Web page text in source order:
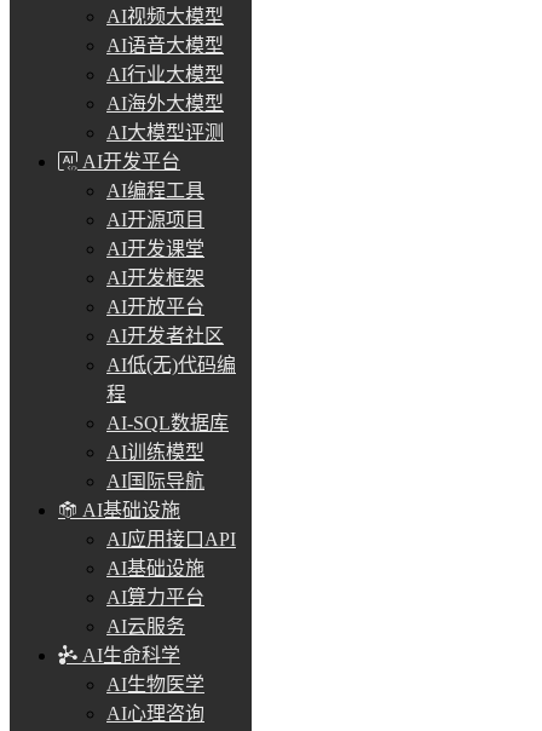
AI视频大模型
AI语音大模型
AI行业大模型
AI海外大模型
AI大模型评测
AI开发平台
AI编程工具
AI开源项目
AI开发课堂
AI开发框架
AI开放平台
AI开发者社区
AI低(无)代码编
程
AI-SQL数据库
AI训练模型
AI国际导航
AI基础设施
AI应用接口API
AI基础设施
AI算力平台
AI云服务
AI生命科学
AI生物医学
AI心理咨询